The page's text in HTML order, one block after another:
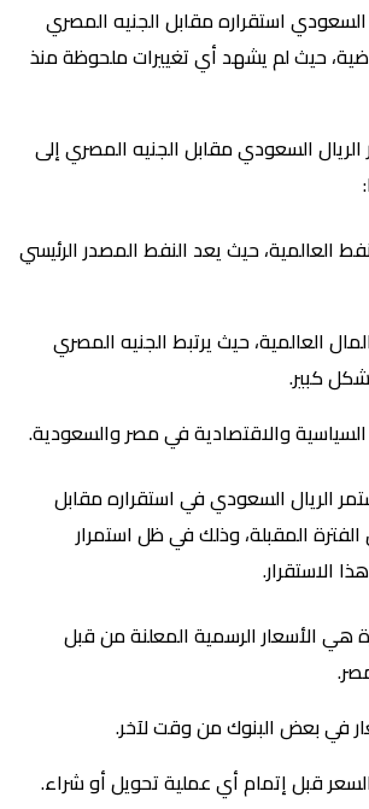
السعودي استقراره مقابل الجنيه المصري
حيث لم يشهد أي تغييرات ملحوظة منذ
الريال السعودي مقابل الجنيه المصري إلى
العالمية، حيث يعد النفط المصدر الرئيسي
العالمية، حيث يرتبط الجنيه المصري
كبير.
السياسية والاقتصادية في مصر والسعودية.
الريال السعودي في استقراره مقابل
المقبلة، وذلك في ظل استمرار
الاستقرار.
هي الأسعار الرسمية المعلنة من قبل
في بعض البنوك من وقت لآخر.
قبل إتمام أي عملية تحويل أو شراء.